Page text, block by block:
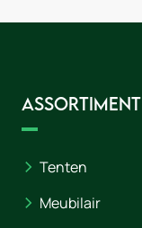
Assortiment
Tenten
Meubilair